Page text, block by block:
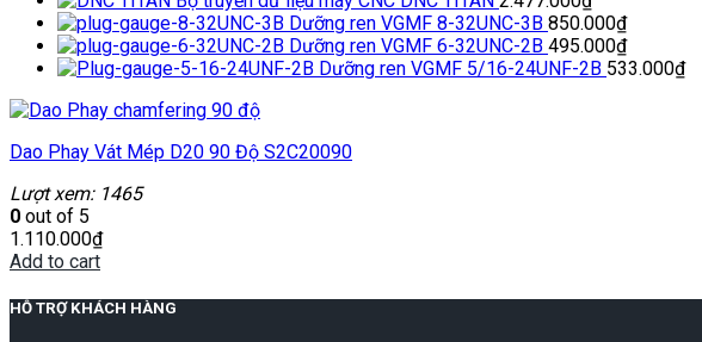
Dưỡng ren VGMF 8-32UNC-3B 850.000₫
Dưỡng ren VGMF 6-32UNC-2B 495.000₫
Dưỡng ren VGMF 5/16-24UNF-2B 533.000₫
Dao Phay Vát Mép D20 90 Độ S2C20090
Lượt xem: 1465
0 out of 5
1.110.000₫
Add to cart
HỖ TRỢ KHÁCH HÀNG